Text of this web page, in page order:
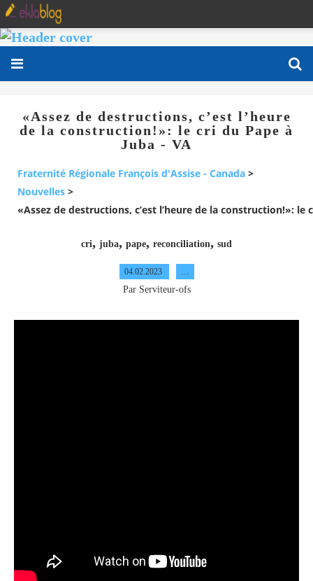
«Assez de destructions, c’est l’heure
de la construction!»: le cri du Pape à
Juba - VA
Fraternité Régionale François d'Assise - Canada >
Nouvelles >
«Assez de destructions, c’est l’heure de la construction!»: le
cri, juba, pape, reconciliation, sud
04.02.2023
Par Serviteur-ofs